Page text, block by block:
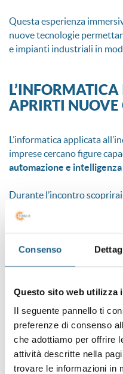
Consenso
Questo sito web utilizza
Il seguente pannello ti
preferenze di consenso
che adottiamo per offrire
attività descritte nella
trovare le informazioni in
Questa esperienza
nuove tecnologie
e impianti industriali in
APRIRTI
L’informatica applicata
imprese cercano figure
automazione e
Durante l’incontro
oggi tra le più richieste, e
esperienze può costruirsi
mondo dell’Industria 4.0 e
CONOSCI I
ESPERIENZE
Oltre alla simulazione in
incontrare i docenti
seguiranno le lezioni e i